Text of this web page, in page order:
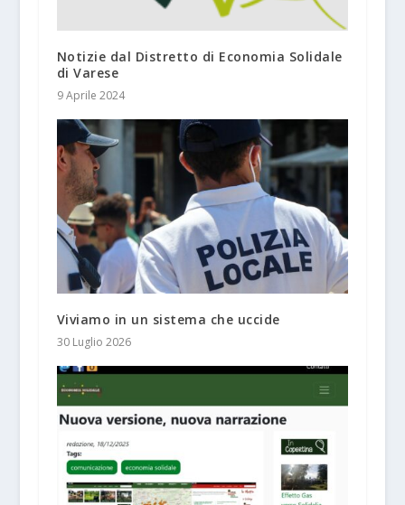
Notizie dal Distretto di Economia Solidale
di Varese
9 Aprile 2024
Viviamo in un sistema che uccide
30 Luglio 2026